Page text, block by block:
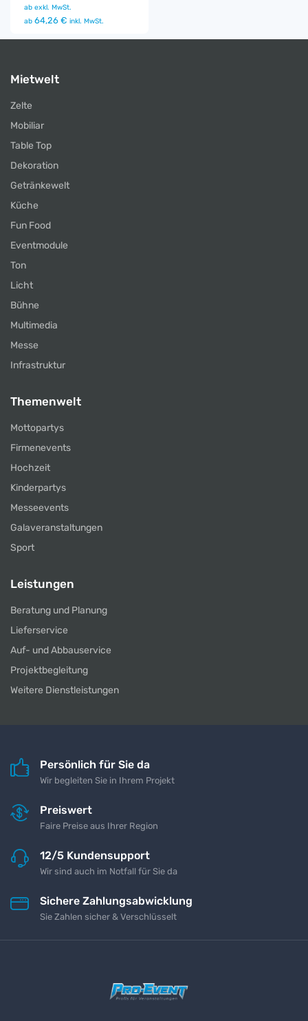
ab exkl. MwSt.
ab 64,26 € inkl. MwSt.
Mietwelt
Zelte
Mobiliar
Table Top
Dekoration
Getränkewelt
Küche
Fun Food
Eventmodule
Ton
Licht
Bühne
Multimedia
Messe
Infrastruktur
Themenwelt
Mottopartys
Firmenevents
Hochzeit
Kinderpartys
Messeevents
Galaveranstaltungen
Sport
Leistungen
Beratung und Planung
Lieferservice
Auf- und Abbauservice
Projektbegleitung
Weitere Dienstleistungen
Persönlich für Sie da
Wir begleiten Sie in Ihrem Projekt
Preiswert
Faire Preise aus Ihrer Region
12/5 Kundensupport
Wir sind auch im Notfall für Sie da
Sichere Zahlungsabwicklung
Sie Zahlen sicher & Verschlüsselt